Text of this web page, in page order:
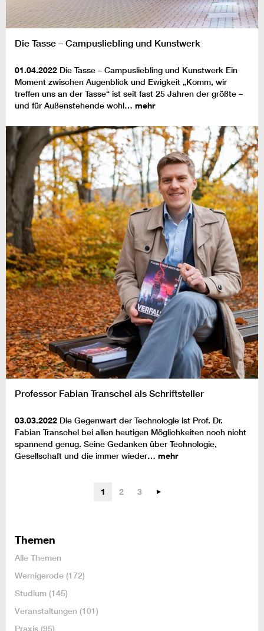
Die Tasse – Campusliebling und Kunstwerk
01.04.2022 Die Tasse – Campusliebling und Kunstwerk Ein
Moment zwischen Augenblick und Ewigkeit „Komm, wir
treffen uns an der Tasse“ ist seit fast 25 Jahren der größte –
und für Außenstehende wohl… mehr
Professor Fabian Transchel als Schriftsteller
03.03.2022 Die Gegenwart der Technologie ist Prof. Dr.
Fabian Transchel bei allen heutigen Möglichkeiten noch nicht
spannend genug. Seine Gedanken über Technologie,
Gesellschaft und die immer wieder… mehr
1 2 3
Themen
Alle Themen
Wernigerode (172)
Studium (145)
Veranstaltungen (101)
Praxis (95)